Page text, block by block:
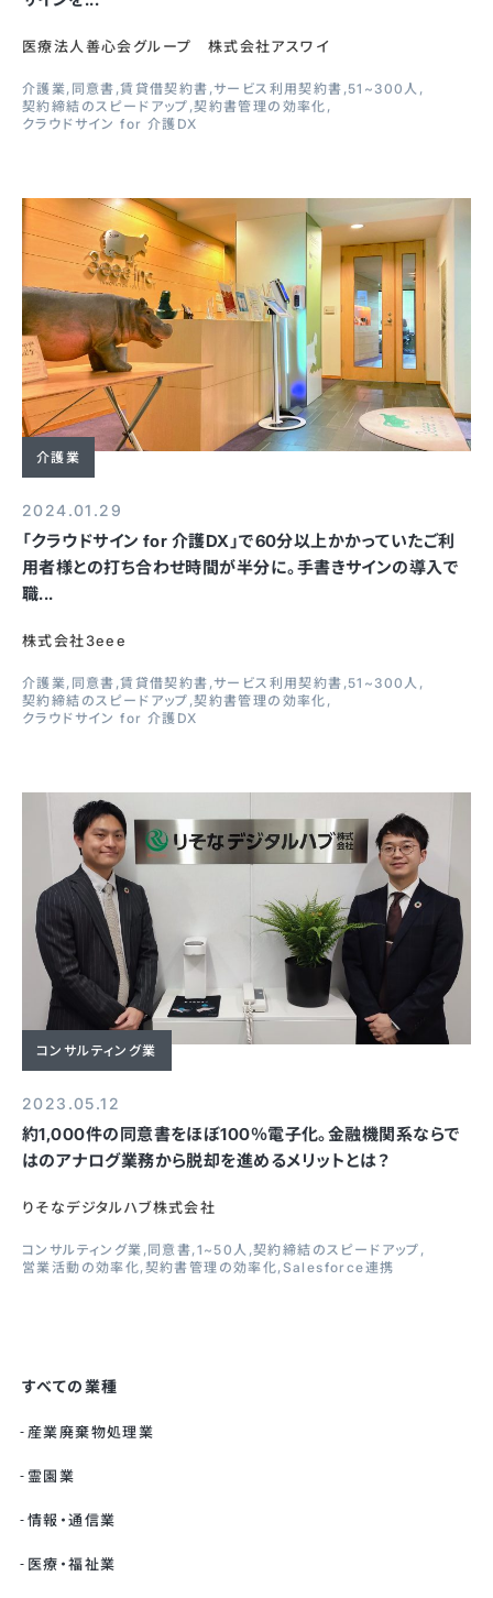
医療法人善心会グループ 株式会社アスワイ
介護業 同意書 賃貸借契約書 サービス利用契約書 51~300人
契約締結のスピードアップ 契約書管理の効率化
クラウドサイン for 介護DX
介護業
2024.01.29
「クラウドサイン for 介護DX」で60分以上かかっていたご利
用者様との打ち合わせ時間が半分に。手書きサインの導入で
職...
株式会社3eee
介護業 同意書 賃貸借契約書 サービス利用契約書 51~300人
契約締結のスピードアップ 契約書管理の効率化
クラウドサイン for 介護DX
コンサルティング業
2023.05.12
約1,000件の同意書をほぼ100％電子化。金融機関系ならで
はのアナログ業務から脱却を進めるメリットとは？
りそなデジタルハブ株式会社
コンサルティング業 同意書 1~50人 契約締結のスピードアップ
営業活動の効率化 契約書管理の効率化 Salesforce連携
すべての業種
産業廃棄物処理業
霊園業
情報・通信業
医療・福祉業